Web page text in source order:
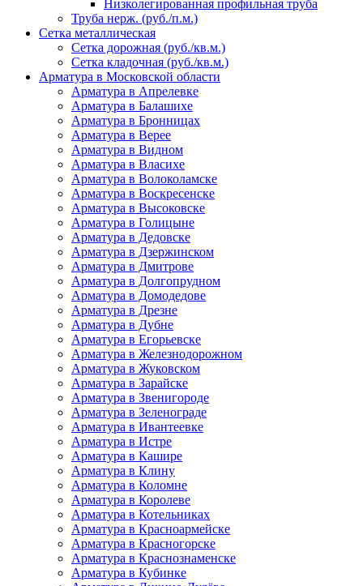
Низколегированная профильная труба
Труба нерж. (руб./п.м.)
Сетка металлическая
Сетка дорожная (руб./кв.м.)
Сетка кладочная (руб./кв.м.)
Арматура в Московской области
Арматура в Апрелевке
Арматура в Балашихе
Арматура в Бронницах
Арматура в Верее
Арматура в Видном
Арматура в Власихе
Арматура в Волоколамске
Арматура в Воскресенске
Арматура в Высоковске
Арматура в Голицыне
Арматура в Дедовске
Арматура в Дзержинском
Арматура в Дмитрове
Арматура в Долгопрудном
Арматура в Домодедове
Арматура в Дрезне
Арматура в Дубне
Арматура в Егорьевске
Арматура в Железнодорожном
Арматура в Жуковском
Арматура в Зарайске
Арматура в Звенигороде
Арматура в Зеленограде
Арматура в Ивантеевке
Арматура в Истре
Арматура в Кашире
Арматура в Клину
Арматура в Коломне
Арматура в Королеве
Арматура в Котельниках
Арматура в Красноармейске
Арматура в Красногорске
Арматура в Краснознаменске
Арматура в Кубинке